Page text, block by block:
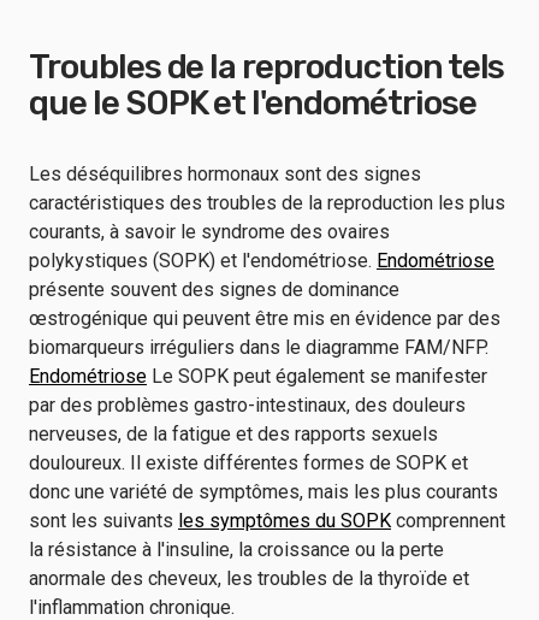
Troubles de la reproduction tels
que le SOPK et l'endométriose
Les déséquilibres hormonaux sont des signes
caractéristiques des troubles de la reproduction les plus
courants, à savoir le syndrome des ovaires
polykystiques (SOPK) et l'endométriose. Endométriose
présente souvent des signes de dominance
œstrogénique qui peuvent être mis en évidence par des
biomarqueurs irréguliers dans le diagramme FAM/NFP.
Endométriose Le SOPK peut également se manifester
par des problèmes gastro-intestinaux, des douleurs
nerveuses, de la fatigue et des rapports sexuels
douloureux. Il existe différentes formes de SOPK et
donc une variété de symptômes, mais les plus courants
sont les suivants les symptômes du SOPK comprennent
la résistance à l'insuline, la croissance ou la perte
anormale des cheveux, les troubles de la thyroïde et
l'inflammation chronique.